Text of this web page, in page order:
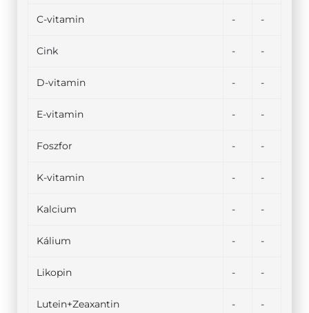
C-vitamin - -
Cink - -
D-vitamin - -
E-vitamin - -
Foszfor - -
K-vitamin - -
Kalcium - -
Kálium - -
Likopin - -
Lutein+Zeaxantin - -